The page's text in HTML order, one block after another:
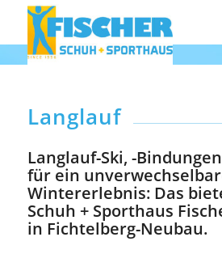
Langlauf
Langlauf-Ski, -
für ein
Wintererlebnis: Das
Schuh + Sporthaus
in Fichtelberg-Neubau.